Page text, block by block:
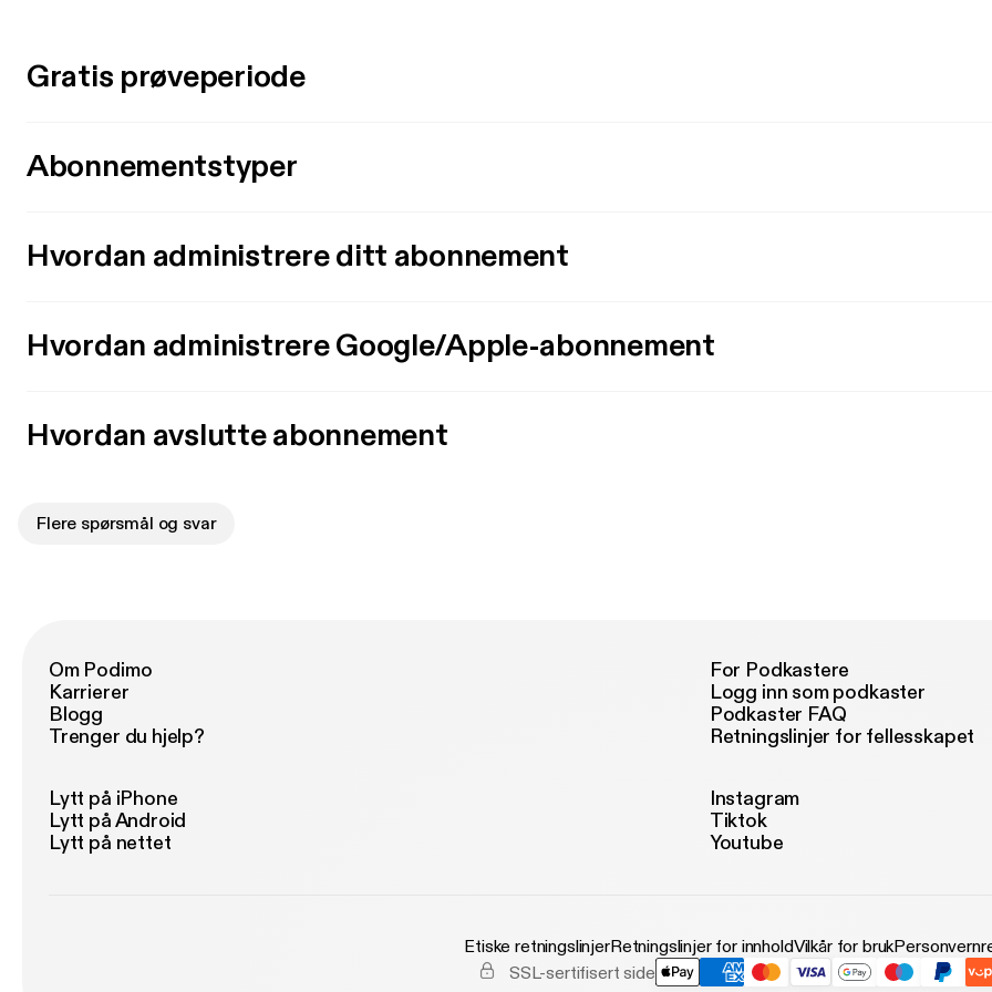
Gratis prøveperiode
Abonnementstyper
Hvordan administrere ditt abonnement
Hvordan administrere Google/Apple-abonnement
Hvordan avslutte abonnement
Flere spørsmål og svar
Om Podimo
Karrierer
Blogg
Trenger du hjelp?
For Podkastere
Logg inn som podkaster
Podkaster FAQ
Retningslinjer for fellesskapet
Lytt på iPhone
Lytt på Android
Lytt på nettet
Instagram
Tiktok
Youtube
Etiske retningslinjerRetningslinjer for innholdVilkår for bruk
SSL-sertifisert side